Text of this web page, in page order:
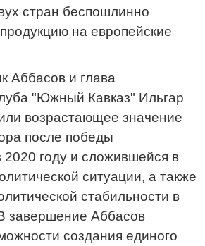
стран беспошлинно
на европейские
Аббасов и глава
"Южный Кавказ" Ильгар
возрастающее значение
после победы
году и сложившейся в
ситуации, а также
стабильности в
завершение Аббасов
создания единого